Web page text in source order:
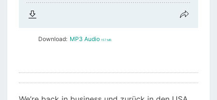
Download: MP3 Audio 157 MB